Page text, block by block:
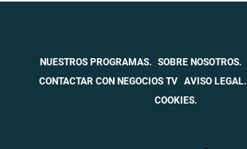
NUESTROS PROGRAMAS. SOBRE NOSOTROS.
CONTACTAR CON NEGOCIOS TV AVISO LEGAL.
COOKIES.